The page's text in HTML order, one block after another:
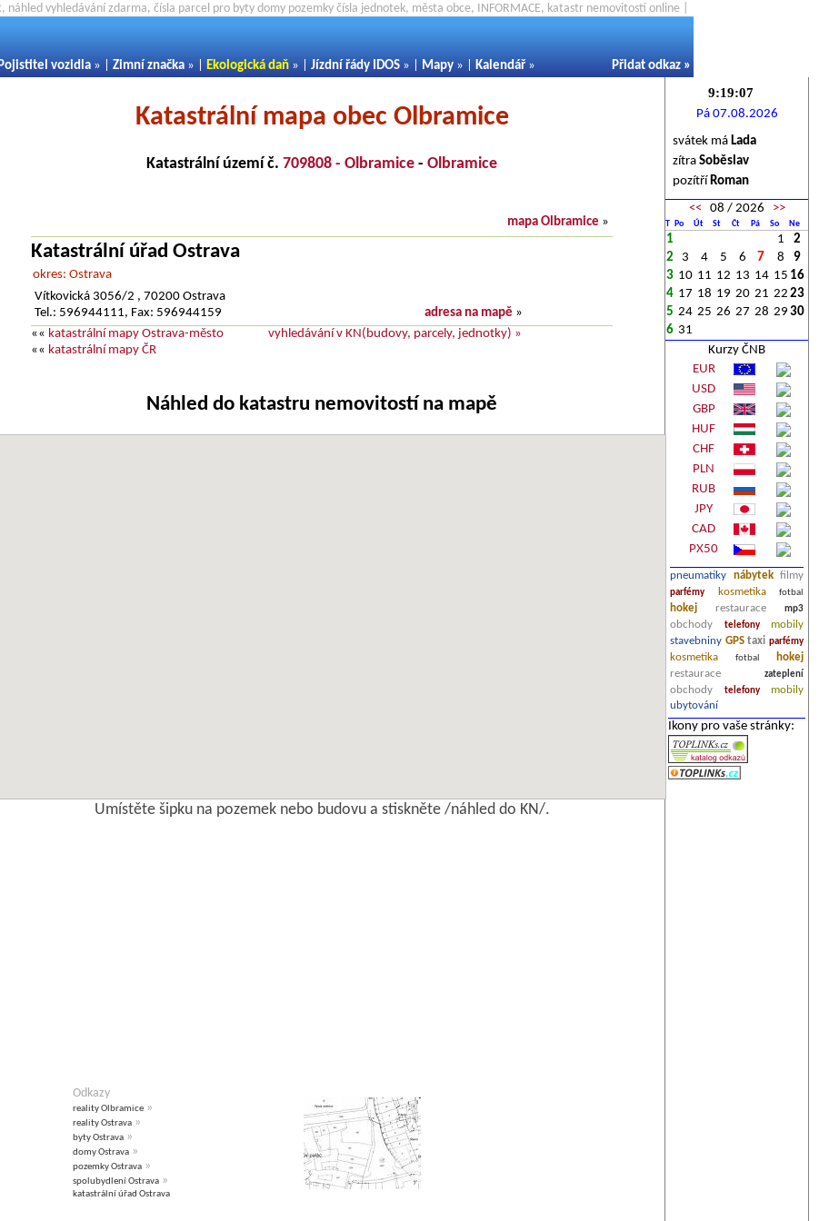
náhled vyhledávání zdarma, čísla parcel pro byty domy pozemky čísla jednotek, města obce, INFORMACE, katastr nemovitostí online |
vozidla » | Zimní značka » | Ekologická daň » | Jízdní řády IDOS » | Mapy » | Kalendář » Přidat odkaz »
Katastrální mapa obec Olbramice
Katastrální území č. 709808 - Olbramice - Olbramice
mapa Olbramice »
Katastrální úřad Ostrava
okres: Ostrava
Vítkovická 3056/2 , 70200 Ostrava
Tel.: 596944111, Fax: 596944159
adresa na mapě »
«« katastrální mapy Ostrava-město
«« katastrální mapy ČR
vyhledávání v KN(budovy, parcely, jednotky) »
Náhled do katastru nemovitostí na mapě
Umístěte šipku na pozemek nebo budovu a stiskněte /náhled do KN/.
Odkazy
reality Olbramice »
reality Ostrava »
byty Ostrava »
domy Ostrava »
pozemky Ostrava »
spolubydlení Ostrava »
katastrální úřad Ostrava
Pá 07.08.2026
svátek má Lada
zítra Soběslav
pozítří Roman
<<08 / 2026 >>
T Po Út St Čt Pá So Ne
1 1
2
2
3 4 5 6 7 8
9
3 10 11 12 13 14 15 16
4 17 18 19 20 21 22 23
5 24 25 26 27 28 29 30
6 31
Kurzy ČNB
EUR
USD
GBP
HUF
CHF
PLN
RUB
JPY
CAD
PX50
pneumatiky nábytek filmy
parfémy kosmetika fotbal
hokej restaurace mp3
obchody telefony
mobily
stavebniny GPS taxi parfémy
kosmetika fotbal
hokej
restaurace
zateplení
obchody telefony
mobily
ubytování
Ikony pro vaše stránky: